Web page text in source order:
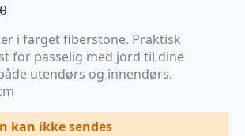
i farget fiberstone. Praktisk
for passelig med jord til dine
utendørs og innendørs.
kan ikke sendes